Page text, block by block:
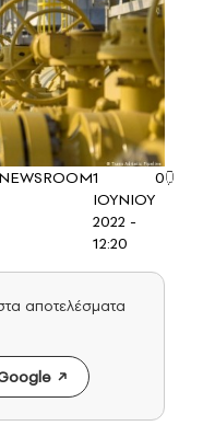
NEWSROOM1
ΙΟΥΝΙΟΥ
2022 -
12:20
0
αποτελέσματα